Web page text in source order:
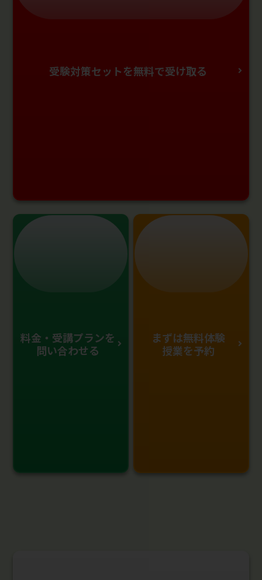
受験対策セットを無料で受け取る
料金・受講プランを
問い合わせる
まずは無料体験
授業を予約